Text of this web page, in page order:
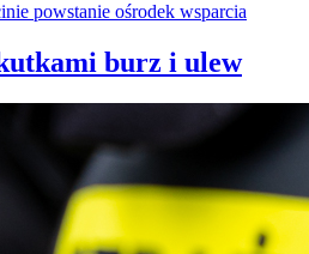
burz i ulew